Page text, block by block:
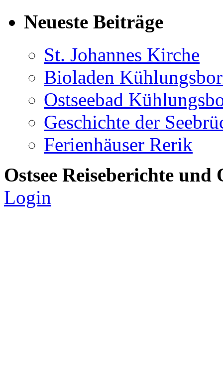
Neueste Beiträge
St. Johannes Kirche
Bioladen
Ostseebad
Geschichte der
Ferienhäuser Rerik
Ostsee Reiseberichte
Login